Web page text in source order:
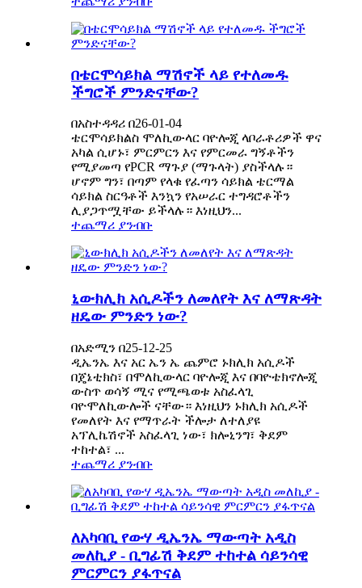
በቴርሞሳይክል ማሽኖች ላይ የተለመዱ
ችግሮች ምንድናቸው?
በአስተዳዳሪ በ26-01-04
ቴርሞሳይክልስ ሞለኪውላር ባዮሎጂ ላቦራቶሪዎች ዋና
አካል ሲሆኑ፣ ምርምርን እና የምርመራ ግኝቶችን
የሚያመጣ የPCR ማጉያ (ማጉላት) ያስችላሉ።
ሆኖም ግን፣ በጣም የላቁ የፈጣን ሳይክል ቴርማል
ሳይክል ስርዓቶች እንኳን የአሠራር ተግዳሮቶችን
ሊያጋጥሟቸው ይችላሉ። እነዚህን...
ተጨማሪ ያንብቡ
ኒውክሊክ አሲዶችን ለመለየት እና ለማጽዳት
ዘዴው ምንድን ነው?
በአድሚን በ25-12-25
ዲኤንኤ እና አር ኤን ኤ ጨምሮ ኑክሊክ አሲዶች
በጄኔቲክስ፣ በሞለኪውላር ባዮሎጂ እና በባዮቴክኖሎጂ
ውስጥ ወሳኝ ሚና የሚጫወቱ አስፈላጊ
ባዮሞለኪውሎች ናቸው። እነዚህን ኑክሊክ አሲዶች
የመለየት እና የማጥራት ችሎታ ለተለያዩ
አፕሊኬሽኖች አስፈላጊ ነው፣ ክሎኒንግ፣ ቅደም
ተከተል፣ ...
ተጨማሪ ያንብቡ
ለአካባቢ የውሃ ዲኤንኤ ማውጣት አዲስ
መለኪያ - ቢግፊሽ ቅደም ተከተል ሳይንሳዊ
ምርምርን ያፋጥናል